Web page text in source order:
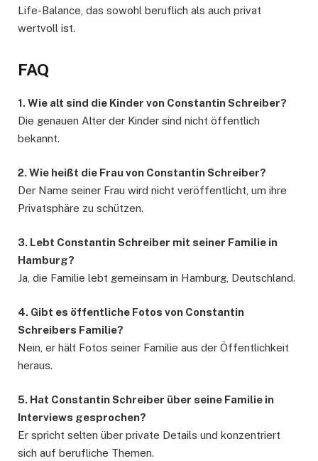
Life-Balance, das sowohl beruflich als auch privat
wertvoll ist.
FAQ
1. Wie alt sind die Kinder von Constantin Schreiber?
Die genauen Alter der Kinder sind nicht öffentlich
bekannt.
2. Wie heißt die Frau von Constantin Schreiber?
Der Name seiner Frau wird nicht veröffentlicht, um ihre
Privatsphäre zu schützen.
3. Lebt Constantin Schreiber mit seiner Familie in
Hamburg?
Ja, die Familie lebt gemeinsam in Hamburg, Deutschland.
4. Gibt es öffentliche Fotos von Constantin
Schreibers Familie?
Nein, er hält Fotos seiner Familie aus der Öffentlichkeit
heraus.
5. Hat Constantin Schreiber über seine Familie in
Interviews gesprochen?
Er spricht selten über private Details und konzentriert
sich auf berufliche Themen.